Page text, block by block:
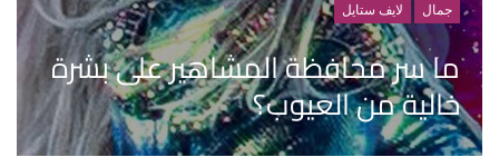
جمال لايف ستايل
ما سر محافظة المشاهير على بشرة
خالية من العيوب؟